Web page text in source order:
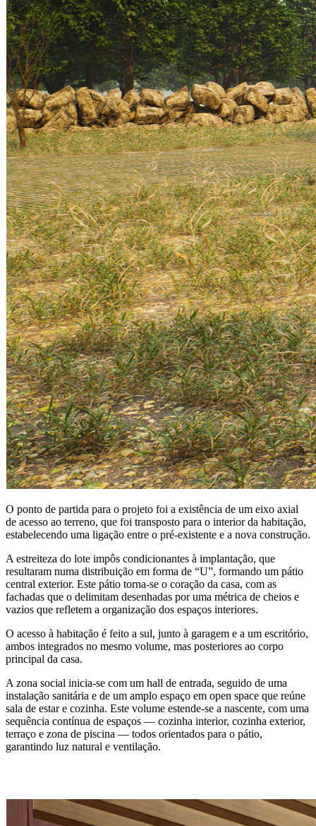
O ponto de partida para o projeto foi a existência de um eixo axial
de acesso ao terreno, que foi transposto para o interior da habitação,
estabelecendo uma ligação entre o pré-existente e a nova construção.
A estreiteza do lote impôs condicionantes à implantação, que
resultaram numa distribuição em forma de “U”, formando um pátio
central exterior. Este pátio torna-se o coração da casa, com as
fachadas que o delimitam desenhadas por uma métrica de cheios e
vazios que refletem a organização dos espaços interiores.
O acesso à habitação é feito a sul, junto à garagem e a um escritório,
ambos integrados no mesmo volume, mas posteriores ao corpo
principal da casa.
A zona social inicia-se com um hall de entrada, seguido de uma
instalação sanitária e de um amplo espaço em open space que reúne
sala de estar e cozinha. Este volume estende-se a nascente, com uma
sequência contínua de espaços — cozinha interior, cozinha exterior,
terraço e zona de piscina — todos orientados para o pátio,
garantindo luz natural e ventilação.